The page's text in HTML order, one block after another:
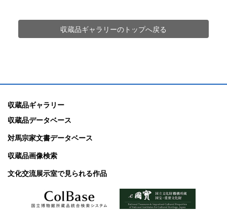
収蔵品ギャラリーのトップへ戻る
収蔵品ギャラリー
収蔵品データベース
対馬宗家文書データベース
収蔵品画像検索
文化交流展示室で見られる作品